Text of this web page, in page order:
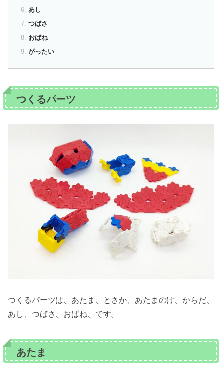
あし
つばさ
おばね
がったい
つくるパーツ
つくるパーツは、あたま、とさか、あたまのけ、からだ、
あし、つばさ、おばね、です。
あたま